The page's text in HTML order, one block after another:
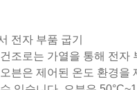
전자 부품 굽기
조로는 가열을 통해 전자
븐은 제어된 온도 환경을